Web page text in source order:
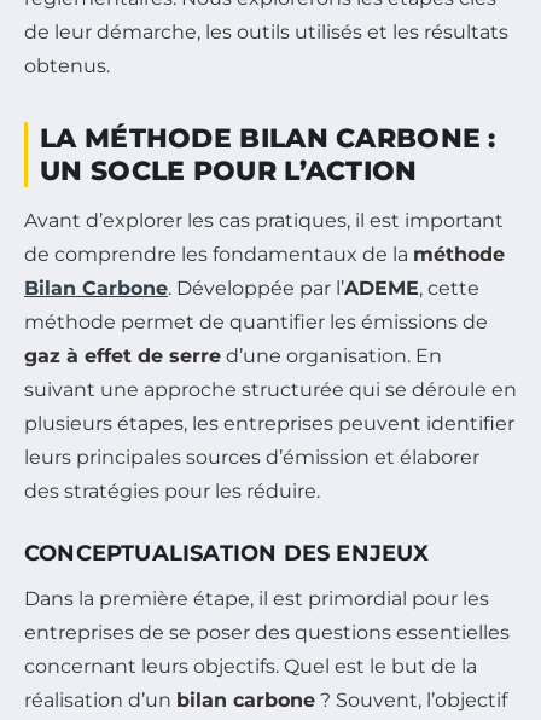
de leur démarche, les outils utilisés et les résultats
obtenus.
LA MÉTHODE BILAN CARBONE :
UN SOCLE POUR L’ACTION
Avant d’explorer les cas pratiques, il est important
de comprendre les fondamentaux de la méthode
Bilan Carbone. Développée par l’ADEME, cette
méthode permet de quantifier les émissions de
gaz à effet de serre d’une organisation. En
suivant une approche structurée qui se déroule en
plusieurs étapes, les entreprises peuvent identifier
leurs principales sources d’émission et élaborer
des stratégies pour les réduire.
CONCEPTUALISATION DES ENJEUX
Dans la première étape, il est primordial pour les
entreprises de se poser des questions essentielles
concernant leurs objectifs. Quel est le but de la
réalisation d’un bilan carbone ? Souvent, l’objectif